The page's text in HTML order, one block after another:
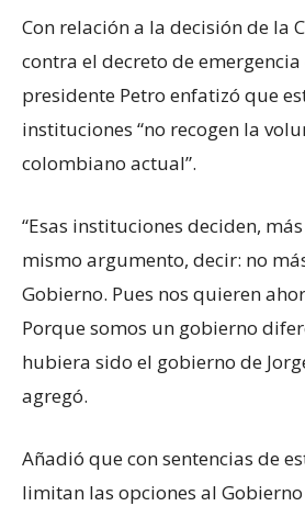
Con relación a la decisión de la
contra el decreto de
presidente Petro enfatizó que
instituciones “no recogen la
colombiano actual”.
“Esas instituciones deciden,
mismo argumento, decir: no
Gobierno. Pues nos quieren
Porque somos un gobierno
hubiera sido el gobierno de
agregó.
Añadió que con sentencias de
limitan las opciones al